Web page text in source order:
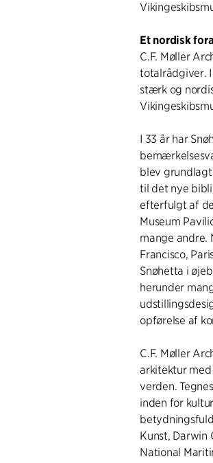
Et nordisk
C.F. Møller
totalrådgiver. I
stærk og
I 33 år har
blev
til det nye
efterfulgt af
Museum
mange andre.
Francisco,
Snøhetta i
herunder
opførelse af
C.F. Møller
arkitektur
verden.
inden for
Kunst, Darwin
National